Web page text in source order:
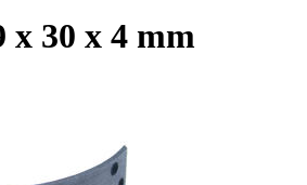
x 30 x 4 mm